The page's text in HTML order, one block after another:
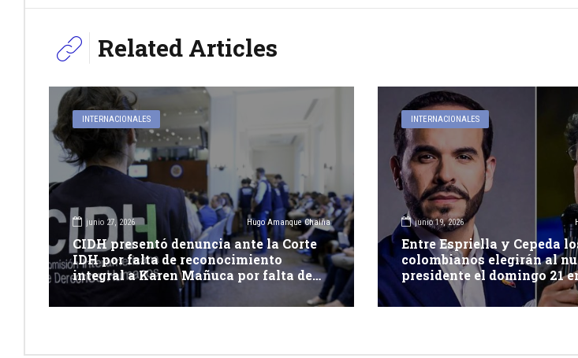
Related Articles
INTERNACIONALES
junio 27, 2026 Hugo Amanque Chaiña
CIDH presentó denuncia ante la Corte
IDH por falta de reconocimiento
integral a Karen Mañuca por falta de
reconocimiento integral a su identidad
de genero
INTERNACIONALES
junio 19, 2026
Entre Espriella y Cepeda
colombianos elegirán al
presidente el domingo 21
vuelta electoral